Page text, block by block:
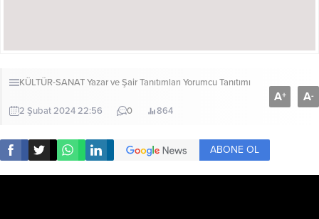
KÜLTÜR-SANATYazar ve Şair Tanıtımları Yorumcu Tanıtımı
2 Şubat 2024 22:56 0 864
A+ A-
ABONE OL